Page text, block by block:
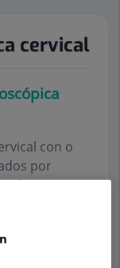
cervical
con o
por
se
la
cervical. La